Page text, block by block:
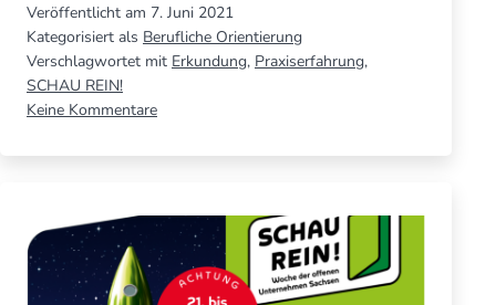
REIN!
Woche
vom
21.-25.06.2021
Veröffentlicht am 7. Juni 2021
Kategorisiert als Berufliche Orientierung
Verschlagwortet mit Erkundung, Praxiserfahrung,
SCHAU REIN!
Keine Kommentarezu
SCHAU
vom
21.-25.06.2021